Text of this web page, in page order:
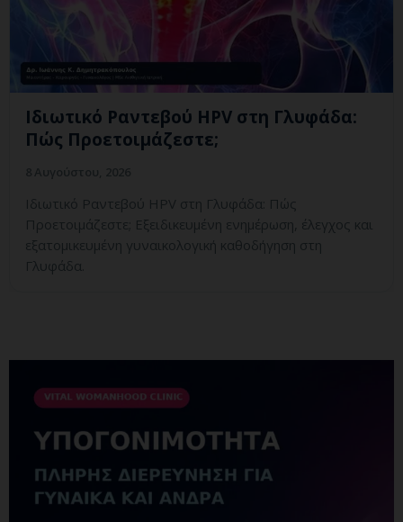
Ιδιωτικό Ραντεβού HPV στη Γλυφάδα:
Πώς Προετοιμάζεστε;
Ιδιωτικό Ραντεβού HPV στη Γλυφάδα: Πώς
Προετοιμάζεστε; Εξειδικευμένη ενημέρωση, έλεγχος και
εξατομικευμένη γυναικολογική καθοδήγηση στη
Γλυφάδα.